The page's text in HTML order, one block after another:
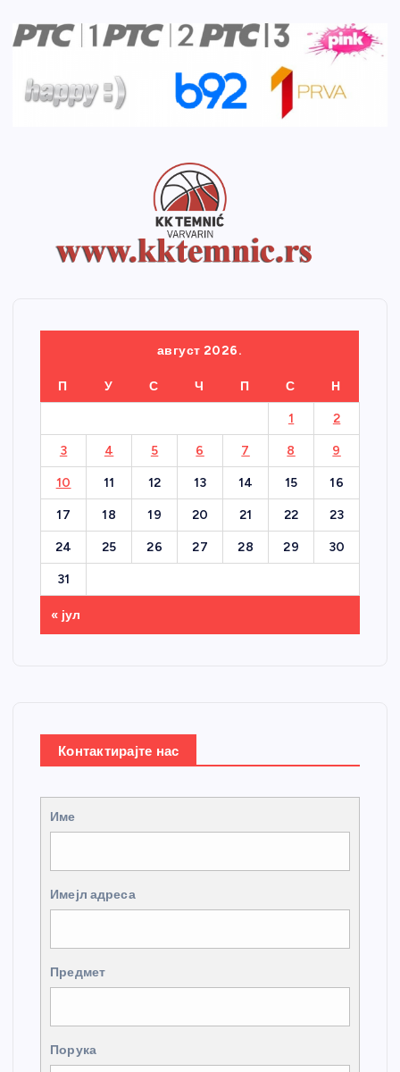
август 2026.
П У С Ч П С Н
1 2
3 4 5 6 7 8 9
10 11 12 13 14 15 16
17 18 19 20 21 22 23
24 25 26 27 28 29 30
31
« јул
Контактирајте нас
Име
Имејл адреса
Предмет
Порука